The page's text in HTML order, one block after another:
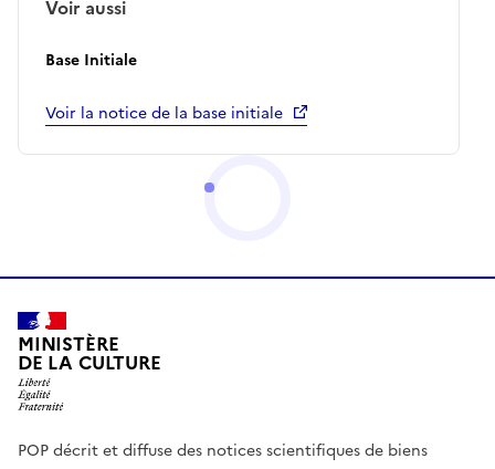
Voir aussi
Base Initiale
Voir la notice de la base initiale
MINISTÈRE
DE LA CULTURE
POP décrit et diffuse des notices scientifiques de biens